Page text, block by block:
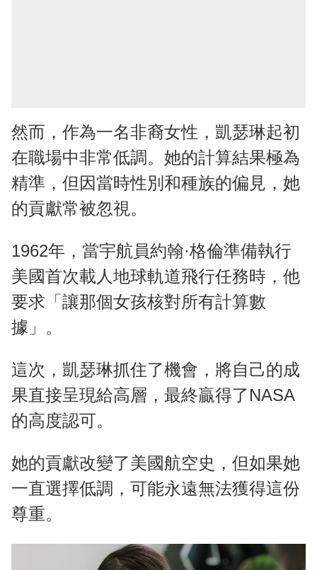
然而，作為一名非裔女性，凱瑟琳起初
在職場中非常低調。她的計算結果極為
精準，但因當時性別和種族的偏見，她
的貢獻常被忽視。
1962年，當宇航員約翰·格倫準備執行
美國首次載人地球軌道飛行任務時，他
要求「讓那個女孩核對所有計算數
據」。
這次，凱瑟琳抓住了機會，將自己的成
果直接呈現給高層，最終贏得了NASA
的高度認可。
她的貢獻改變了美國航空史，但如果她
一直選擇低調，可能永遠無法獲得這份
尊重。